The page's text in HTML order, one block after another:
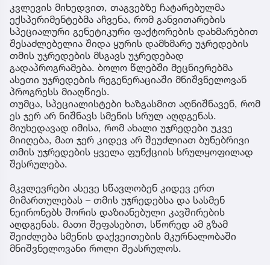
კვლევის მიხედვით, თაგვებზე ჩატარებულმა
ექსპერიმენტებმა აჩვენა, რომ განვითარების
სპეციალური გენეტიკური ფაქტორების დახმარებით
შესაძლებელია შიდა ყურის დამხმარე უჯრედების
თმის უჯრედების მსგავს უჯრედებად
გადაპროგრამება. ბოლო წლებში მეცნიერებმა
ასეთი უჯრედების რეგენერაციაში მნიშვნელოვან
პროგრესს მიაღწიეს.
თუმცა, სპეციალისტები ხაზგასმით აღნიშნავენ, რომ
ეს ჯერ არ ნიშნავს სმენის სრულ აღდგენას.
მიუხედავად იმისა, რომ ახალი უჯრედები უკვე
მიიღება, მათ ჯერ კიდევ არ შეუძლიათ ბუნებრივი
თმის უჯრედების ყველა ფუნქციის სრულყოფილად
შესრულება.
მკვლევრები ასევე სწავლობენ კიდევ ერთ
მიმართულებას – თმის უჯრედებსა და სასმენ
ნეირონებს შორის დაზიანებული კავშირების
აღდგენას. მათი შეფასებით, სწორედ ამ გზამ
შეიძლება სმენის დაქვეითების მკურნალობაში
მნიშვნელოვანი როლი შეასრულოს.